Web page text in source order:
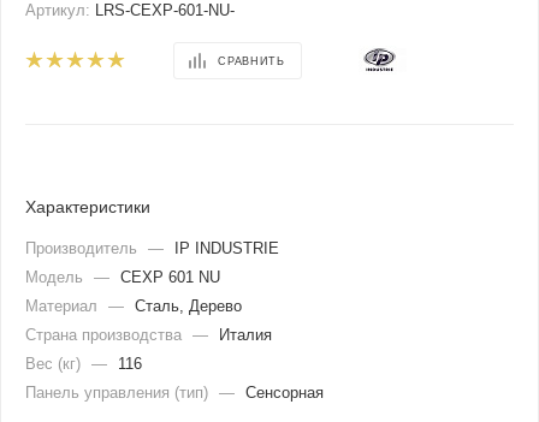
Артикул: LRS-CEXP-601-NU-
СРАВНИТЬ
Характеристики
Производитель —
IP INDUSTRIE
Модель
— CEXP 601 NU
Материал
— Сталь, Дерево
Страна производства —
Италия
Вес (кг) —
116
Панель управления (тип) — Сенсорная